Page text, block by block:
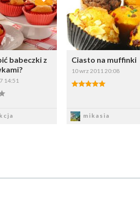
babeczki z
14:51
Wybierz listę:
Ciasto na muffinki
10 wrz 2011 20:08
5.00/5
mikasia
Wybierz